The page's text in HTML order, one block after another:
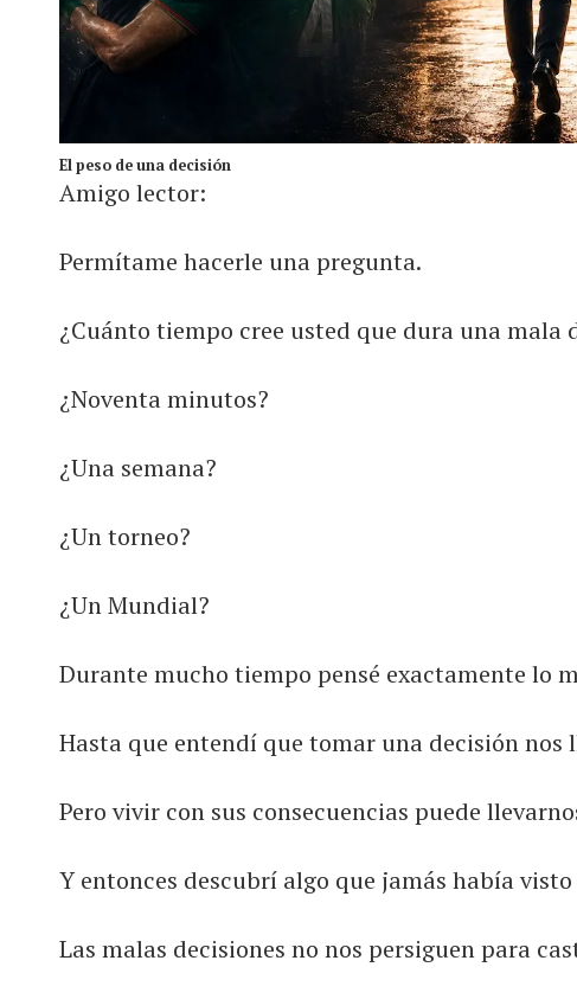
El peso de una decisión
Amigo lector:
Permítame hacerle una pregunta.
¿Cuánto tiempo cree usted que dura una mala
¿Noventa minutos?
¿Una semana?
¿Un torneo?
¿Un Mundial?
Durante mucho tiempo pensé exactamente lo
Hasta que entendí que tomar una decisión nos
Pero vivir con sus consecuencias puede
Y entonces descubrí algo que jamás había
Las malas decisiones no nos persiguen para